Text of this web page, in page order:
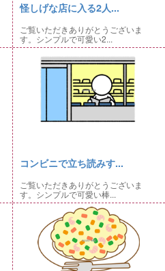
怪しげな店に入る2人...
ご覧いただきありがとうございま
す。シンプルで可愛い2...
コンビニで立ち読みす...
ご覧いただきありがとうございま
す。シンプルで可愛い棒...